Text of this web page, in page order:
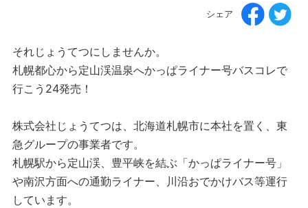
シェア
それじょうてつにしませんか。
札幌都心から定山渓温泉へかっぱライナー号バスコレで
行こう24発売！
株式会社じょうてつは、北海道札幌市に本社を置く、東
急グループの事業者です。
札幌駅から定山渓、豊平峡を結ぶ「かっぱライナー号」
や南沢方面への通勤ライナー、川沿おでかけバス等運行
しています。